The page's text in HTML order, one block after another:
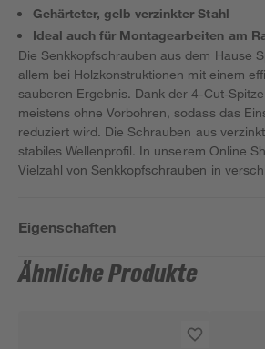
Gehärteter, gelb verzinkter Stahl
Ideal auch für Montagearbeiten am
Die Senkkopfschrauben aus dem Hause
allem bei Holzkonstruktionen mit einem
sauberen Ergebnis. Dank der 4-Cut-
meistens ohne Vorbohren, sodass das
reduziert wird. Die Schrauben aus
stabiles Wellenprofil. In unserem Online
Vielzahl von Senkkopfschrauben in
Eigenschaften
Ähnliche Produkte